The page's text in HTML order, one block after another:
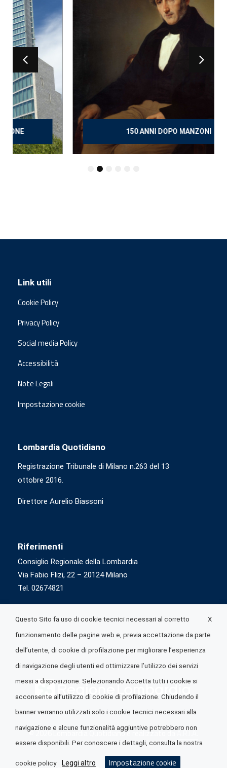
150 ANNI DOPO MANZONI
Link utili
Cookie Policy
Privacy Policy
Social media Policy
Accessibilità
Note Legali
Impostazione cookie
Lombardia Quotidiano
Registrazione Tribunale di Milano n.263 del 13
ottobre 2016.
Direttore Aurelio Biassoni
Riferimenti
Consiglio Regionale della Lombardia
Via Fabio Flizi, 22 – 20124 Milano
Tel. 02674821
© 2026 Lombardia Quotidiano è realizzato daA.R.I.A.
X
Questo Sito fa uso di cookie tecnici necessari al corretto
funzionamento delle pagine web e, previa accettazione da parte
dell’utente, di cookie di profilazione per migliorare l’esperienza
di navigazione degli utenti ed ottimizzare l’utilizzo dei servizi
messi a disposizione. Selezionando Accetta tutti i cookie si
acconsente all’utilizzo di cookie di profilazione. Chiudendo il
banner verranno utilizzati solo i cookie tecnici necessari alla
navigazione e alcune funzionalità aggiuntive potrebbero non
essere disponibili. Per conoscere i dettagli, consulta la nostra
cookie policy Leggi altro Impostazione cookie